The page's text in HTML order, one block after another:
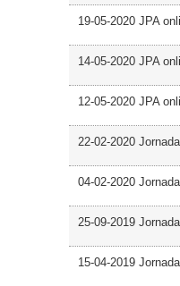
19-05-2020 JPA
14-05-2020 JPA
12-05-2020 JPA
22-02-2020
04-02-2020
25-09-2019
15-04-2019